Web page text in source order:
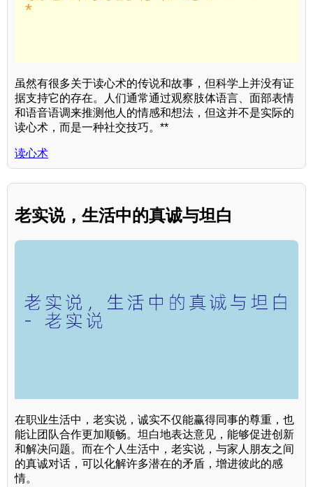
虽然有很多关于读心术的传说和故事，但科学上并没有证
据支持它的存在。人们通常通过观察肢体语言、面部表情
和语音语调来推测他人的情感和想法，但这并不是实际的
读心术，而是一种社交技巧。**
读心术
老实说，生活中的真诚与坦白
在职业生活中，老实说，诚实不仅能赢得同事的尊重，也
能让团队合作更加顺畅。坦白地表达意见，能够促进创新
和解决问题。而在个人生活中，老实说，与家人朋友之间
的真诚对话，可以化解许多潜在的矛盾，增进彼此的感
情。